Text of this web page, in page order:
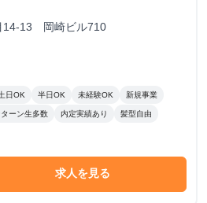
14-13 岡崎ビル710
日OK 半日OK 未経験OK 新規事業
ターン生多数 内定実績あり 髪型自由
求人を見る